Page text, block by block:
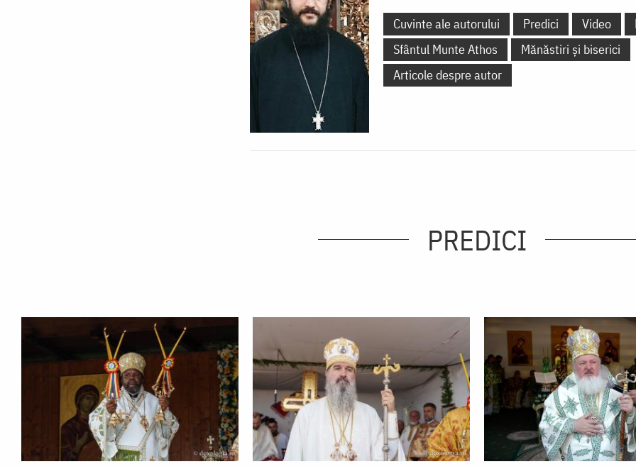
Cuvinte ale autorului Predici Video
Sfântul Munte Athos
Mănăstiri și biserici
Articole despre autor
PREDICI